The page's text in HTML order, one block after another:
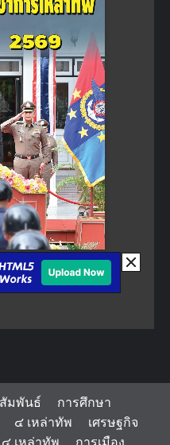
มพันธ์
การศึกษา
๔ เหล่าทัพ
เศรษฐกิจ